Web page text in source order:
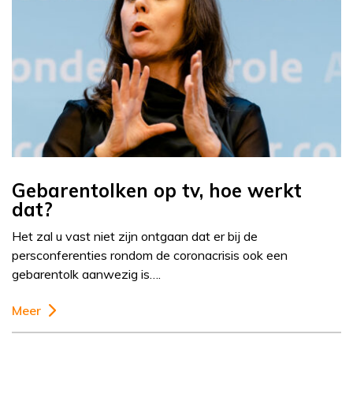
Gebarentolken op tv, hoe werkt
dat?
Het zal u vast niet zijn ontgaan dat er bij de
persconferenties rondom de coronacrisis ook een
gebarentolk aanwezig is….
Meer